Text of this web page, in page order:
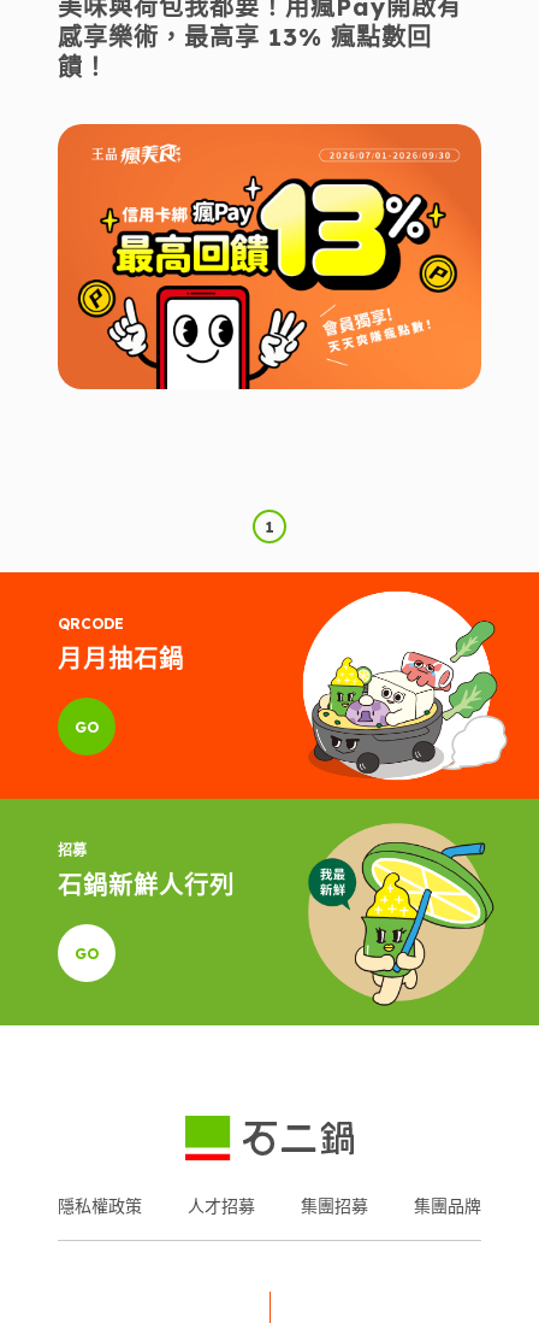
美味與荷包我都要！用瘋Pay開啟有
感享樂術，最高享 13% 瘋點數回
饋！
1
QRCODE
月月抽石鍋
GO
招募
石鍋新鮮人行列
GO
隱私權政策 人才招募 集團招募 集團品牌